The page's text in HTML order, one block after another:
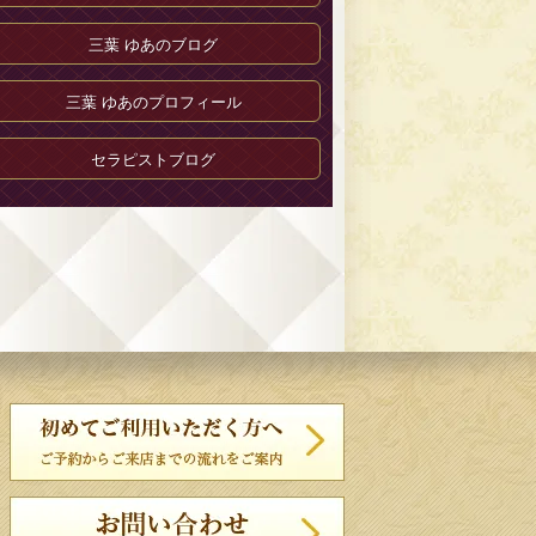
三葉 ゆあのブログ
三葉 ゆあのプロフィール
セラピストブログ